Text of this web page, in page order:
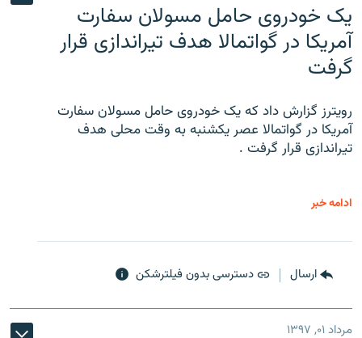
یک خودروی حامل مسولان سفارت
آمریکا در گواتمالا هدف تیراندازی قرار
گرفت
رویترز گزارش داد که یک خودروی حامل مسولان سفارت
آمریکا در گواتمالا عصر یکشنبه به وقت محلی هدف
تیراندازی قرار گرفت .
ادامه خبر
ارسال دسترسی بدون فیلترشکن
مرداد ۰۱, ۱۳۹۷